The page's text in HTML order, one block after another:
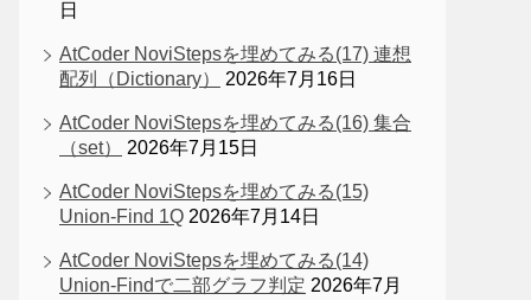
日
AtCoder NoviStepsを埋めてみる(17) 連想
配列（Dictionary）
2026年7月16日
AtCoder NoviStepsを埋めてみる(16) 集合
（set）
2026年7月15日
AtCoder NoviStepsを埋めてみる(15)
Union-Find 1Q 2026年7月14日
AtCoder NoviStepsを埋めてみる(14)
Union-Findで二部グラフ判定 2026年7月